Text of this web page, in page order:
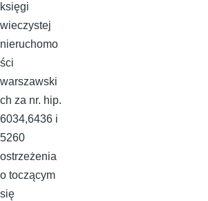
księgi
wieczystej
nieruchomo
ści
warszawski
ch za nr. hip.
6034,6436 i
5260
ostrzeżenia
o toczącym
się